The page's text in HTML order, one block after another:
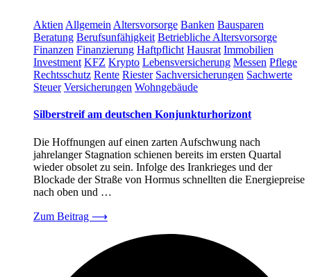
Aktien Allgemein Altersvorsorge Banken Bausparen
Beratung Berufsunfähigkeit Betriebliche Altersvorsorge
Finanzen Finanzierung Haftpflicht Hausrat Immobilien
Investment KFZ Krypto Lebensversicherung Messen Pflege
Rechtsschutz Rente Riester Sachversicherungen Sachwerte
Steuer Versicherungen Wohngebäude
Silberstreif am deutschen Konjunkturhorizont
Die Hoffnungen auf einen zarten Aufschwung nach
jahrelanger Stagnation schienen bereits im ersten Quartal
wieder obsolet zu sein. Infolge des Irankrieges und der
Blockade der Straße von Hormus schnellten die Energiepreise
nach oben und …
Zum Beitrag ⟶